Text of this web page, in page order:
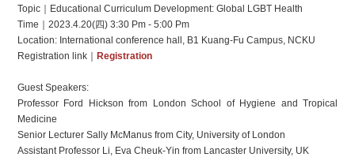
Topic｜Educational Curriculum Development: Global LGBT Health
Time｜2023.4.20(四) 3:30 Pm - 5:00 Pm
Location: International conference hall, B1 Kuang-Fu Campus, NCKU
Registration link｜
Registration
Guest Speakers:
Professor Ford Hickson from London School of Hygiene and Tropical
Medicine
Senior Lecturer Sally McManus from City, University of London
Assistant Professor Li, Eva Cheuk-Yin from Lancaster University, UK